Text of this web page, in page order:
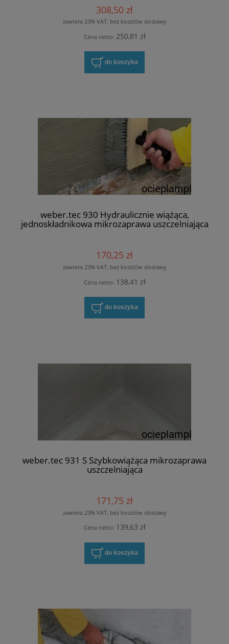
308,50 zł
zawiera 23% VAT, bez kosztów dostawy
Cena netto: 250,81 zł
do koszyka
weber.tec 930 Hydraulicznie wiążąca,
jednoskładnikowa mikrozaprawa uszczelniająca
170,25 zł
zawiera 23% VAT, bez kosztów dostawy
Cena netto: 138,41 zł
do koszyka
weber.tec 931 S Szybkowiążąca mikrozaprawa
uszczelniająca
171,75 zł
zawiera 23% VAT, bez kosztów dostawy
Cena netto: 139,63 zł
do koszyka